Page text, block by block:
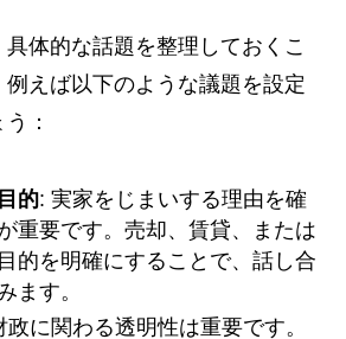
体的な話題を整理しておくこ
例えば以下のような議題を設定
：
的: 実家をじまいする理由を確
重要です。売却、賃貸、または
的を明確にすることで、話し合
ます。
政に関わる透明性は重要です。